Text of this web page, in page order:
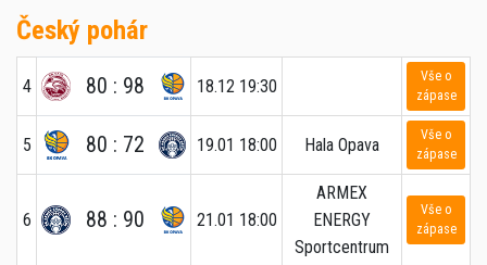
Český pohár
4 80 : 98 18.12 19:30
Vše o
zápase
5 80 : 72 19.01 18:00 Hala Opava
Vše o
zápase
6 88 : 90 21.01 18:00
ARMEX
ENERGY
Sportcentrum
Vše o
zápase